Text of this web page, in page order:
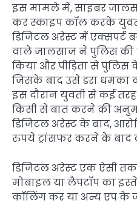
इस मामले में, साइबर
कर स्काइप कॉल करके
डिजिटल अरेस्ट में एक्सपर्ट
वाले जालसाज ने पुलिस की
किया और पीड़िता से
जिसके बाद उसे डरा धमका
इस दौरान युवती से कई
किसी से बात करने की
डिजिटल अरेस्ट के बाद,
रुपये ट्रांसफर करने के बाद
डिजिटल अरेस्ट एक ऐसी
मोबाइल या लैपटॉप का
कॉलिंग कर या अन्य एप के